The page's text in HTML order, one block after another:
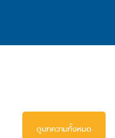
ดูบทความทั้งหมด